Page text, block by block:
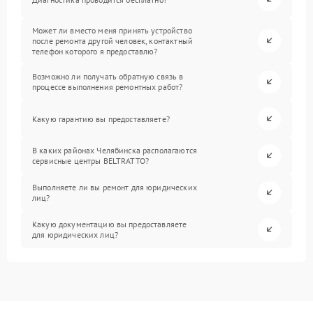
Может ли вместо меня принять устройство
после ремонта другой человек, контактный
телефон которого я предоставлю?
Возможно ли получать обратную связь в
процессе выполнения ремонтных работ?
Какую гарантию вы предоставляете?
В каких районах Челябинска располагаются
сервисные центры BELTRATTO?
Выполняете ли вы ремонт для юридических
лиц?
Какую документацию вы предоставляете
для юридических лиц?